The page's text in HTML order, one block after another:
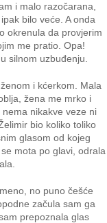
i malo razočarana,
bilo veće. A onda
okrenula da provjerim
me pratio. Opa!
silnom uzbuđenju.
i kćerkom. Mala
žena me mrko i
nikakve veze ni
bio koliko toliko
glasom od kojeg
mota po glavi, odrala
no puno češće
začula sam ga
prepoznala glas